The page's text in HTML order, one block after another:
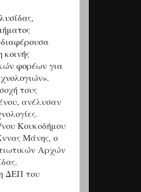
φορέων για
τους
ανέλυσαν
Κουκοδήμου
Μάνης, ο
Αρχών
ΔΕΠ του